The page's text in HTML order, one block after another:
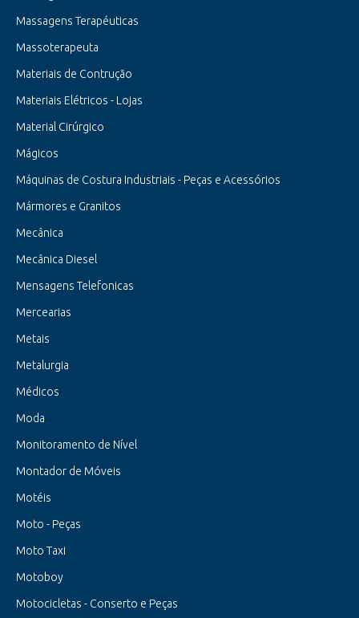
Massagens Terapéuticas
Massoterapeuta
Materiais de Contrução
Materiais Elétricos - Lojas
Material Cirúrgico
Mágicos
Máquinas de Costura Industriais - Peças e Acessórios
Mármores e Granitos
Mecânica
Mecânica Diesel
Mensagens Telefonicas
Mercearias
Metais
Metalurgia
Médicos
Moda
Monitoramento de Nível
Montador de Móveis
Motéis
Moto - Peças
Moto Taxi
Motoboy
Motocicletas - Conserto e Peças